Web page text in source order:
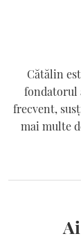
Cătălin
fondatorul
frecvent,
mai multe